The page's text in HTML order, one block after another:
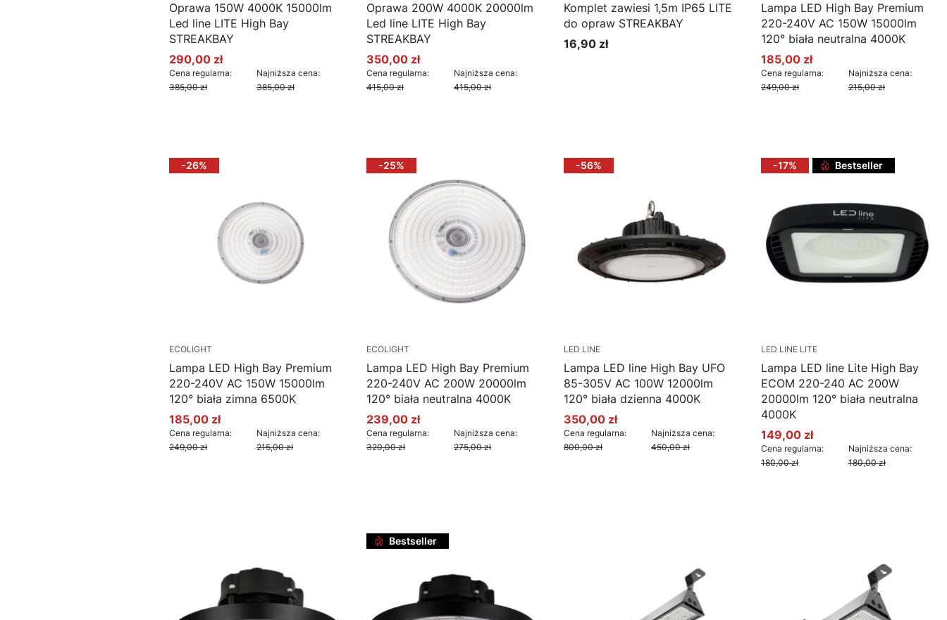
Oprawa 150W 4000K 15000lm
Led line LITE High Bay
STREAKBAY
Cena promocyjna
290,00 zł
Cena regularna:
385,00 zł
Najniższa cena:
385,00 zł
Oprawa 200W 4000K 20000lm
Led line LITE High Bay
STREAKBAY
Cena promocyjna
350,00 zł
Cena regularna:
415,00 zł
Najniższa cena:
415,00 zł
Komplet zawiesi 1,5m IP65 LITE
do opraw STREAKBAY
Cena
16,90 zł
Lampa LED High Bay Premium
220-240V AC 150W 15000lm
120° biała neutralna 4000K
Cena promocyjna
185,00 zł
Cena regularna:
249,00 zł
Najniższa cena:
215,00 zł
-26%
ECOLIGHT
Lampa LED High Bay Premium
220-240V AC 150W 15000lm
120° biała zimna 6500K
Cena promocyjna
185,00 zł
Cena regularna:
249,00 zł
Najniższa cena:
215,00 zł
-25%
ECOLIGHT
Lampa LED High Bay Premium
220-240V AC 200W 20000lm
120° biała neutralna 4000K
Cena promocyjna
239,00 zł
Cena regularna:
320,00 zł
Najniższa cena:
275,00 zł
-56%
LED LINE
Lampa LED line High Bay UFO
85-305V AC 100W 12000lm
120° biała dzienna 4000K
Cena promocyjna
350,00 zł
Cena regularna:
800,00 zł
Najniższa cena:
450,00 zł
-17% Bestseller
LED LINE LITE
Lampa LED line Lite High Bay
ECOM 220-240 AC 200W
20000lm 120° biała neutralna
4000K
Cena promocyjna
149,00 zł
Cena regularna:
180,00 zł
Najniższa cena:
180,00 zł
Bestseller